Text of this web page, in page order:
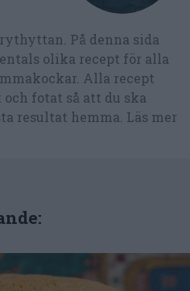
På denna sida
olika recept för alla
Alla recept
fotat så att du ska
resultat hemma. Läs mer